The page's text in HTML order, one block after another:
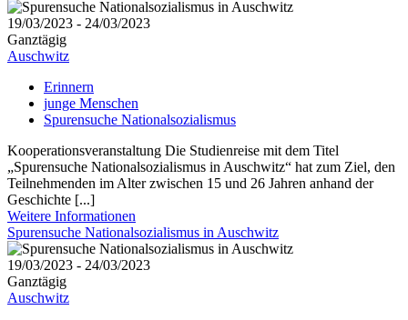
19/03/2023 - 24/03/2023
Ganztägig
Auschwitz
Erinnern
junge Menschen
Spurensuche Nationalsozialismus
Kooperationsveranstaltung Die Studienreise mit dem Titel
„Spurensuche Nationalsozialismus in Auschwitz“ hat zum Ziel, den
Teilnehmenden im Alter zwischen 15 und 26 Jahren anhand der
Geschichte [...]
Weitere Informationen
Spurensuche Nationalsozialismus in Auschwitz
19/03/2023 - 24/03/2023
Ganztägig
Auschwitz